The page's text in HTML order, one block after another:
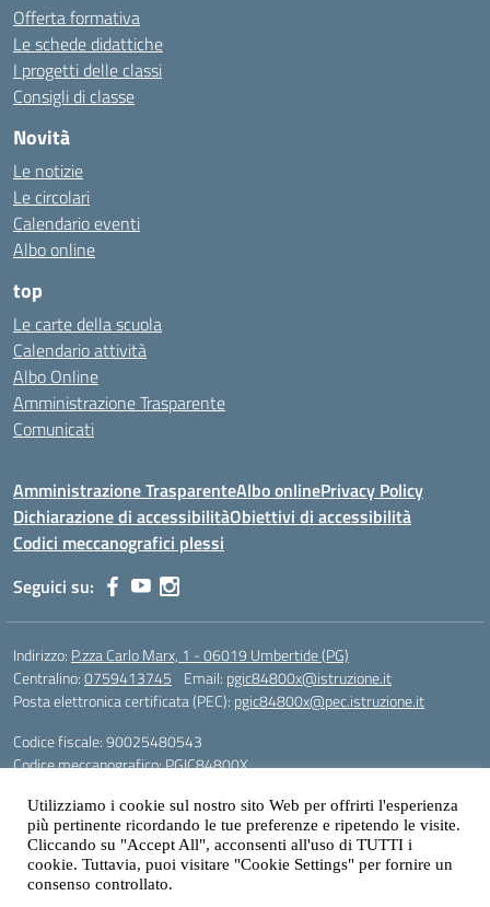
Offerta formativa
Le schede didattiche
I progetti delle classi
Consigli di classe
Novità
Le notizie
Le circolari
Calendario eventi
Albo online
top
Le carte della scuola
Calendario attività
Albo Online
Amministrazione Trasparente
Comunicati
Amministrazione TrasparenteAlbo onlinePrivacy Policy
Dichiarazione di accessibilitàObiettivi di accessibilità
Codici meccanografici plessi
Seguici su:
Indirizzo: P.zza Carlo Marx, 1 - 06019 Umbertide (PG)
Centralino:0759413745 Email: pgic84800x@istruzione.it
Posta elettronica certificata (PEC): pgic84800x@pec.istruzione.it
Codice fiscale: 90025480543
Codice meccanografico:PGIC84800X
Gestione sito web: prof. Paolo Chitarrai
Utilizziamo i cookie sul nostro sito Web per offrirti l'esperienza
più pertinente ricordando le tue preferenze e ripetendo le visite.
Cliccando su "Accept All", acconsenti all'uso di TUTTI i
cookie. Tuttavia, puoi visitare "Cookie Settings" per fornire un
consenso controllato.